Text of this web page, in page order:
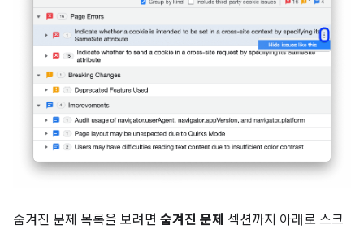
숨겨진 문제 목록을 보려면 숨겨진 문제 섹션까지 아래로 스크